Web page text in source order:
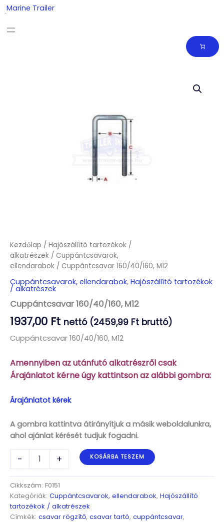
Skip
to
content
Marine Trailer
Kezdőlap / Hajószállító tartozékok /
alkatrészek / Cuppántcsavarok,
ellendarabok / Cuppántcsavar 160/40/160, M12
Cuppántcsavarok, ellendarabok, Hajószállító tartozékok
/ alkatrészek
Cuppántcsavar 160/40/160, M12
1937,00 Ft nettó (2459,99 Ft bruttó)
Cuppántcsavar 160/40/160, M12
Amennyiben az utánfutó alkatrészről csak
Árajánlatot kérne úgy kattintson az alábbi gombra:
Árajánlatot kérek
A gombra kattintva átirányítjuk a másik weboldalunkra,
ahol ajánlat kérését tudjuk fogadni.
-
Cuppántcsavar
160/40/160,
mennyiség
+ KOSÁRBA TESZEM
Cikkszám: F0151
Kategóriák: Cuppántcsavarok, ellendarabok, Hajószállító
tartozékok / alkatrészek
Címkék: csavar rögzítő, csavar tartó, cuppántcsavar,